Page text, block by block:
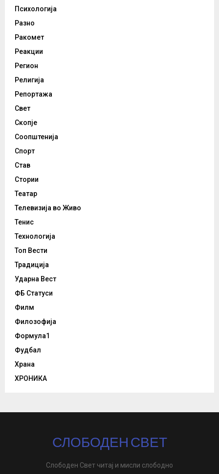
Психологија
Разно
Ракомет
Реакции
Регион
Религија
Репортажа
Свет
Скопје
Соопштенија
Спорт
Став
Стории
Театар
Телевизија во Живо
Тенис
Технологија
Топ Вести
Традиција
Ударна Вест
ФБ Статуси
Филм
Филозофија
Формула1
Фудбал
Храна
ХРОНИКА
СЛОБОДЕН СВЕТ
Слободен Свет читај и мисли слободно